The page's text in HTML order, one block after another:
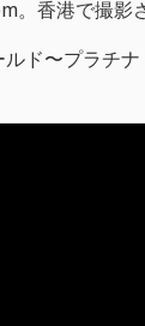
香港で撮影
ド〜プラチ